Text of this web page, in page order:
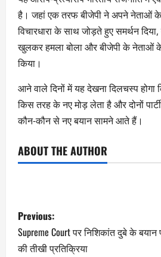
है। जहां एक तरफ बीजेपी ने अपने नेताओं के
विचारधारा के साथ जोड़ते हुए समर्थन
खुलकर हमला बोला और बीजेपी के नेताओं के
किया।
आने वाले दिनों में यह देखना दिलचस्प होगा
किस तरह के नए मोड़ लेता है और दोनों
कौन-कौन से नए बयान सामने आते हैं।
ABOUT THE AUTHOR
Previous:
Supreme Court पर निशिकांत दुबे के बयान
की तीखी प्रतिक्रिया